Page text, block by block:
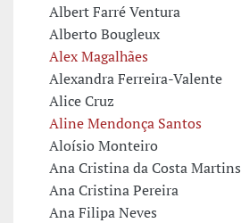
Albert Farré Ventura
Alberto Bougleux
Alex Magalhães
Alexandra Ferreira-Valente
Alice Cruz
Aline Mendonça Santos
Aloísio Monteiro
Ana Cristina da Costa Martins
Ana Cristina Pereira
Ana Filipa Neves